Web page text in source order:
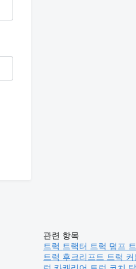
관련 항목
트럭 트랙터 트럭 덤프
트럭 후크리프트 트럭